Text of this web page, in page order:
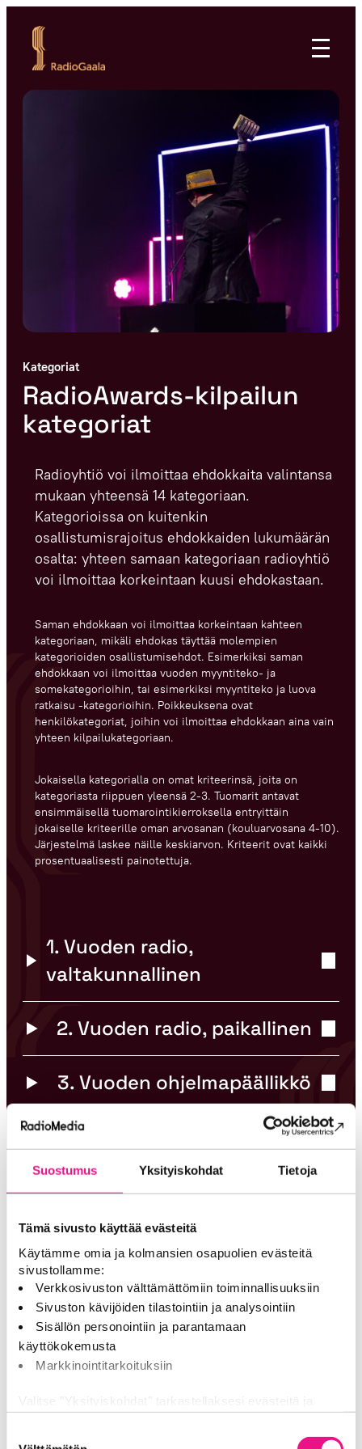
Suostumus Yksityiskohdat Tietoja
Tämä sivusto käyttää evästeitä
Käytämme omia ja kolmansien osapuolien evästeitä
sivustollamme:
Verkkosivuston välttämättömiin toiminnallisuuksiin
Sivuston kävijöiden tilastointiin ja analysointiin
Sisällön personointiin ja parantamaan
käyttökokemusta
Markkinointitarkoituksiin
tehdäksesi muutoksia valintaasi.
sisältöön
RadioGaala
Kategoriat
RadioAwards-kilpailun
kategoriat
Radioyhtiö voi ilmoittaa ehdokkaita valintansa
mukaan yhteensä 14 kategoriaan.
Kategorioissa on kuitenkin
osallistumisrajoitus ehdokkaiden lukumäärän
osalta: yhteen samaan kategoriaan radioyhtiö
voi ilmoittaa korkeintaan kuusi ehdokastaan.
Saman ehdokkaan voi ilmoittaa korkeintaan kahteen
kategoriaan, mikäli ehdokas täyttää molempien
kategorioiden osallistumisehdot. Esimerkiksi saman
ehdokkaan voi ilmoittaa vuoden myyntiteko- ja
somekategorioihin, tai esimerkiksi myyntiteko ja luova
ratkaisu -kategorioihin. Poikkeuksena ovat
henkilökategoriat, joihin voi ilmoittaa ehdokkaan aina vain
yhteen kilpailukategoriaan.
Jokaisella kategorialla on omat kriteerinsä, joita on
kategoriasta riippuen yleensä 2-3. Tuomarit antavat
ensimmäisellä tuomarointikierroksella entryittäin
jokaiselle kriteerille oman arvosanan (kouluarvosana 4-10).
Järjestelmä laskee näille keskiarvon. Kriteerit ovat kaikki
prosentuaalisesti painotettuja.
1. Vuoden radio,
valtakunnallinen
2. Vuoden radio, paikallinen
3. Vuoden ohjelmapäällikkö
4. Vuoden musiikkipäällikkö
5. Vuoden sisällöntekijä
6. Vuoden
radioammattilainen
7. Vuoden radiomyyjä,
valtakunnallinen
8. Vuoden radiomyyjä,